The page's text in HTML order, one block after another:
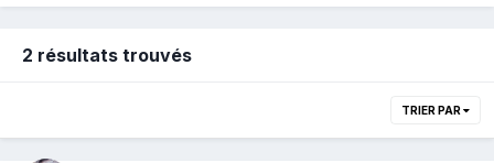
2 résultats trouvés
TRIER PAR